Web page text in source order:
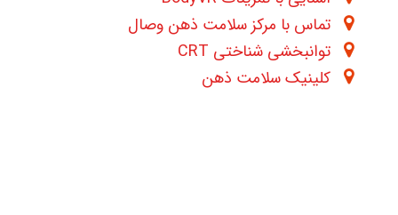
تماس با مرکز سلامت ذهن وصال
توانبخشی شناختی CRT
کلینیک سلامت ذهن